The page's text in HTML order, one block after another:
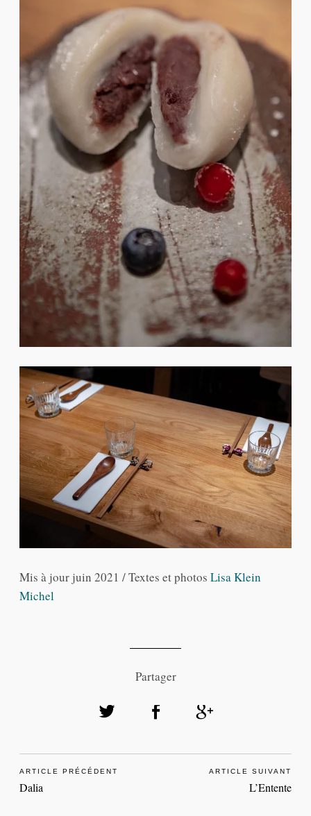
Mis à jour juin 2021 / Textes et photos Lisa Klein
Michel
Partager
ARTICLE PRÉCÉDENT
Dalia
ARTICLE SUIVANT
L’Entente